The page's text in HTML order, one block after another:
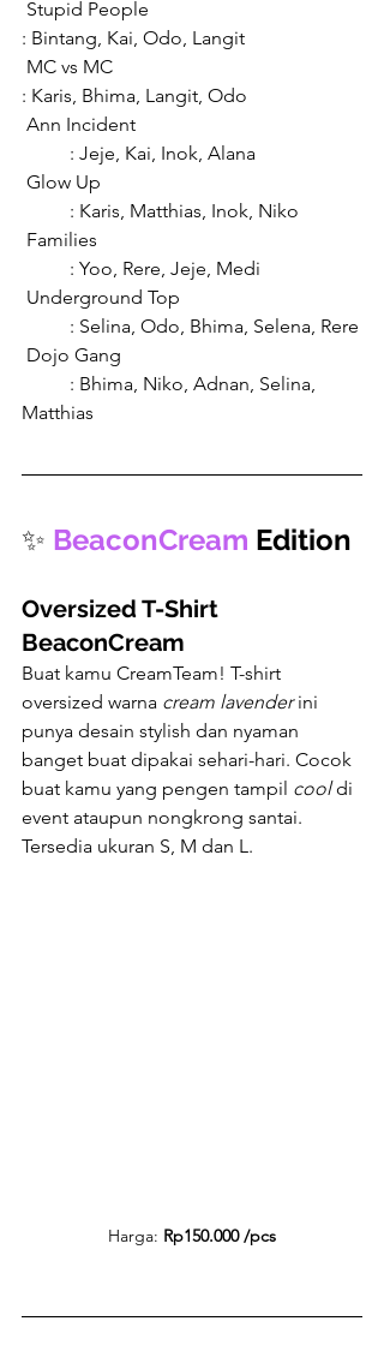
: Bintang, Kai, Odo, Langit
: Karis, Bhima, Langit, Odo
	: Jeje, Kai, Inok, Alana
	: Karis, Matthias, Inok, Niko
	: Yoo, Rere, Jeje, Medi
	: Selina, Odo, Bhima, Selena, Rere
Matthias
✨ BeaconCream Edition
Oversized T-Shirt
BeaconCream
Buat kamu CreamTeam! T-shirt
oversized warna cream lavender ini
punya desain stylish dan nyaman
banget buat dipakai sehari-hari. Cocok
buat kamu yang pengen tampil cool di
event ataupun nongkrong santai.
Tersedia ukuran S, M dan L.
Harga: Rp150.000 /pcs